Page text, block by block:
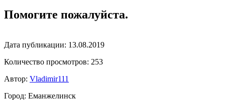
Помогите пожалуйста.
Дата публикации: 13.08.2019
Количество просмотров: 253
Автор: Vladimir111
Город: Еманжелинск